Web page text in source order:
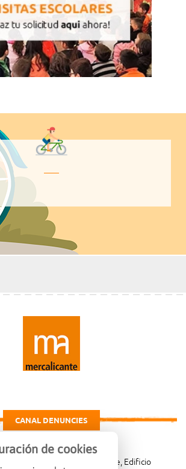
CANAL DENUNCIES
de Madrid Km. 4, 03007 Alicante, Edificio
de cookies